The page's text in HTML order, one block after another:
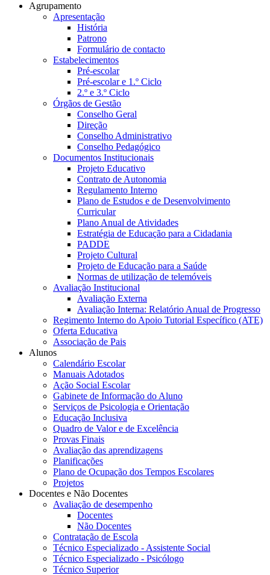
Agrupamento
Apresentação
História
Patrono
Formulário de contacto
Estabelecimentos
Pré-escolar
Pré-escolar e 1.º Ciclo
2.º e 3.º Ciclo
Órgãos de Gestão
Conselho Geral
Direção
Conselho Administrativo
Conselho Pedagógico
Documentos Institucionais
Projeto Educativo
Contrato de Autonomia
Regulamento Interno
Plano de Estudos e de Desenvolvimento
Curricular
Plano Anual de Atividades
Estratégia de Educação para a Cidadania
PADDE
Projeto Cultural
Projeto de Educação para a Saúde
Normas de utilização de telemóveis
Avaliação Institucional
Avaliação Externa
Avaliação Interna: Relatório Anual de Progresso
Regimento Interno do Apoio Tutorial Específico (ATE)
Oferta Educativa
Associação de Pais
Alunos
Calendário Escolar
Manuais Adotados
Ação Social Escolar
Gabinete de Informação do Aluno
Serviços de Psicologia e Orientação
Educação Inclusiva
Quadro de Valor e de Excelência
Provas Finais
Avaliação das aprendizagens
Planificações
Plano de Ocupação dos Tempos Escolares
Projetos
Docentes e Não Docentes
Avaliação de desempenho
Docentes
Não Docentes
Contratação de Escola
Técnico Especializado - Assistente Social
Técnico Especializado - Psicólogo
Técnico Superior